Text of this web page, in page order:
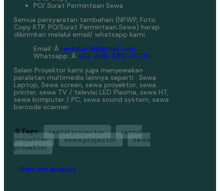
PO/ Surat Permintaan Sewa
Semua persyaratan tambahan (NPWP, Foto
Copy KTP, PO/Surat Permintaan Sewa) harap
dikirimkan melalui email/ whatsapp kami.
Email :Â rentalan.id@gmail.com
Whatsapp :Â +62-856-4912-0700
Selain Proyektor kami juga menyewakan
peralatan multimedia lainnya seperti : Sewa
Laptop, Sewa screen, sewa proyektor, sewa
printer, sewa TV / televisi LED Plasma, sewa HT,
sewa komputer / PC, sewa sound system, sewa
barcode scanner.
🔖Tags: rental projector
rental
proyektor
sewa projector
sewa
proyektor
Share on Facebook